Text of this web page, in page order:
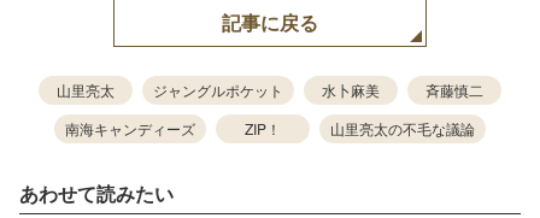
記事に戻る
山里亮太 ジャングルポケット 水卜麻美
斉藤慎二
南海キャンディーズ
ZIP！ 山里亮太の不毛な議論
あわせて読みたい